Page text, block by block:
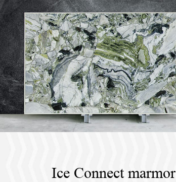
Ice Connect marmor